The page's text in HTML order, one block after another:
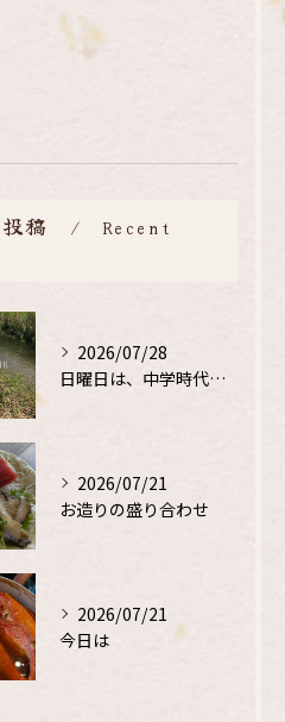
稿
Recent
2026/07/28
日曜日は、中学時代の、同級生と鮎釣り
2026/07/21
お造りの盛り合わせ
2026/07/21
今日は